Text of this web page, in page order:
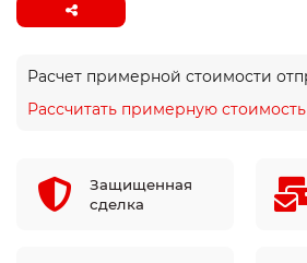
Расчет примерной стоимости
Рассчитать примерную
Защищенная
сделка